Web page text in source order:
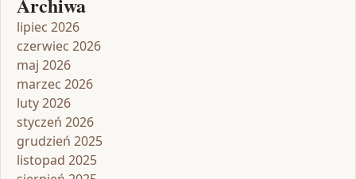
lipiec 2026
czerwiec 2026
maj 2026
marzec 2026
luty 2026
styczeń 2026
grudzień 2025
listopad 2025